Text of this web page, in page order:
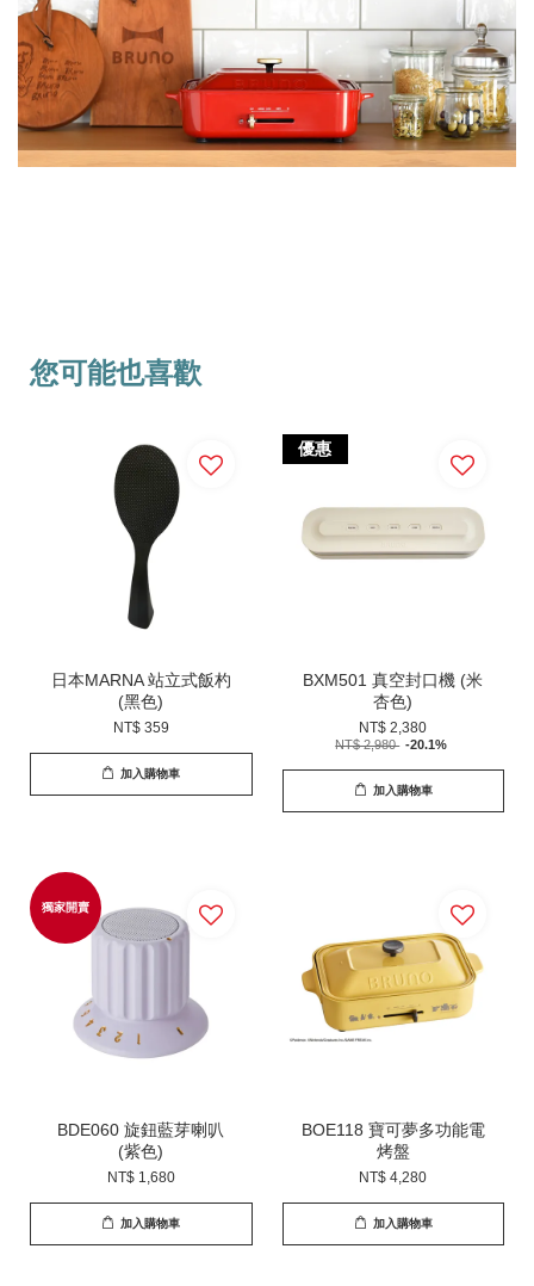
您可能也喜歡
日本MARNA 站立式飯杓
(黑色)
NT$ 359
加入購物車
優惠
BXM501 真空封口機 (米
杏色)
NT$ 2,380
NT$ 2,980 -20.1%
加入購物車
獨家開賣
BDE060 旋鈕藍芽喇叭
(紫色)
NT$ 1,680
加入購物車
BOE118 寶可夢多功能電
烤盤
NT$ 4,280
加入購物車